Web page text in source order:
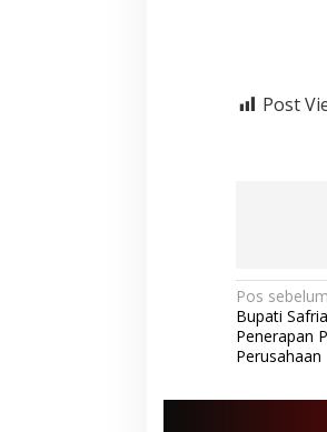
Post
N
a
v
i
Pos
Bupati
Penerapan
Perusahaan